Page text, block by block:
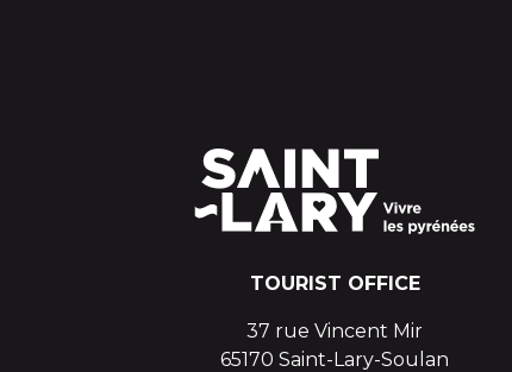
TOURIST OFFICE
37 rue Vincent Mir
65170 Saint-Lary-Soulan